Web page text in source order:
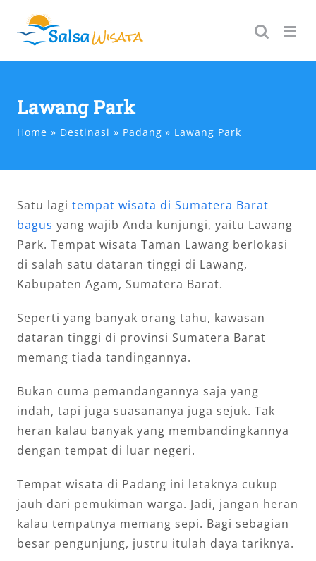
content
Lawang Park
Home Destinasi Padang Lawang Park
Satu lagi tempat wisata di Sumatera Barat
bagus yang wajib Anda kunjungi, yaitu Lawang
Park. Tempat wisata Taman Lawang berlokasi
di salah satu dataran tinggi di Lawang,
Kabupaten Agam, Sumatera Barat.
Seperti yang banyak orang tahu, kawasan
dataran tinggi di provinsi Sumatera Barat
memang tiada tandingannya.
Bukan cuma pemandangannya saja yang
indah, tapi juga suasananya juga sejuk. Tak
heran kalau banyak yang membandingkannya
dengan tempat di luar negeri.
Tempat wisata di Padang ini letaknya cukup
jauh dari pemukiman warga. Jadi, jangan heran
kalau tempatnya memang sepi. Bagi sebagian
besar pengunjung, justru itulah daya tariknya.